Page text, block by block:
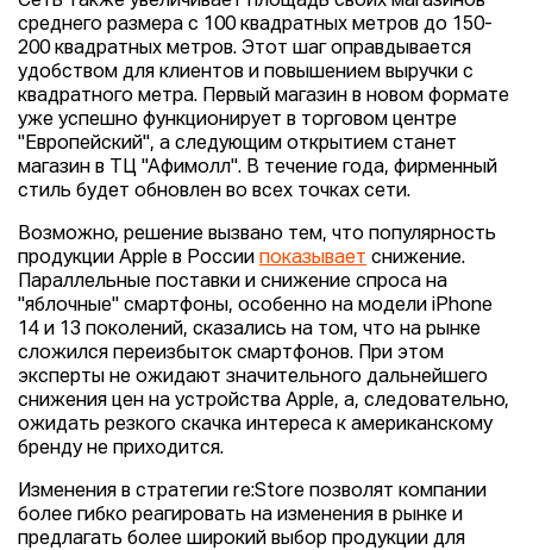
среднего размера с 100 квадратных метров до 150-
200 квадратных метров. Этот шаг оправдывается
удобством для клиентов и повышением выручки с
квадратного метра. Первый магазин в новом формате
уже успешно функционирует в торговом центре
"Европейский", а следующим открытием станет
магазин в ТЦ "Афимолл". В течение года, фирменный
стиль будет обновлен во всех точках сети.
Возможно, решение вызвано тем, что популярность
продукции Apple в России показывает снижение.
Параллельные поставки и снижение спроса на
"яблочные" смартфоны, особенно на модели iPhone
14 и 13 поколений, сказались на том, что на рынке
сложился переизбыток смартфонов. При этом
эксперты не ожидают значительного дальнейшего
снижения цен на устройства Apple, а, следовательно,
ожидать резкого скачка интереса к американскому
бренду не приходится.
Изменения в стратегии re:Store позволят компании
более гибко реагировать на изменения в рынке и
предлагать более широкий выбор продукции для